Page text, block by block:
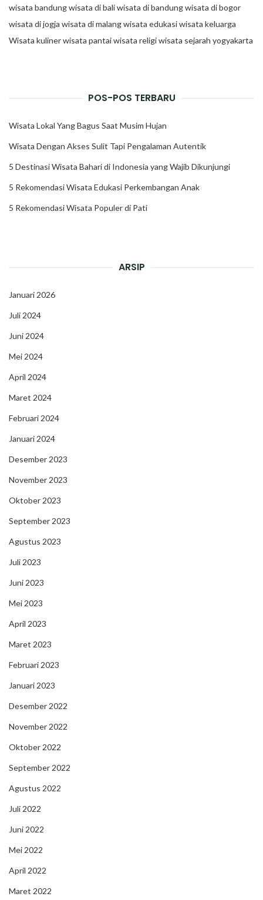
wisata bandungwisata di baliwisata di bandungwisata di bogor
wisata di jogja wisata di malangwisata edukasiwisata keluarga
Wisata kulinerwisata pantaiwisata religiwisata sejarah yogyakarta
POS-POS TERBARU
Wisata Lokal Yang Bagus Saat Musim Hujan
Wisata Dengan Akses Sulit Tapi Pengalaman Autentik
5 Destinasi Wisata Bahari di Indonesia yang Wajib Dikunjungi
5 Rekomendasi Wisata Edukasi Perkembangan Anak
5 Rekomendasi Wisata Populer di Pati
ARSIP
Januari 2026
Juli 2024
Juni 2024
Mei 2024
April 2024
Maret 2024
Februari 2024
Januari 2024
Desember 2023
November 2023
Oktober 2023
September 2023
Agustus 2023
Juli 2023
Juni 2023
Mei 2023
April 2023
Maret 2023
Februari 2023
Januari 2023
Desember 2022
November 2022
Oktober 2022
September 2022
Agustus 2022
Juli 2022
Juni 2022
Mei 2022
April 2022
Maret 2022